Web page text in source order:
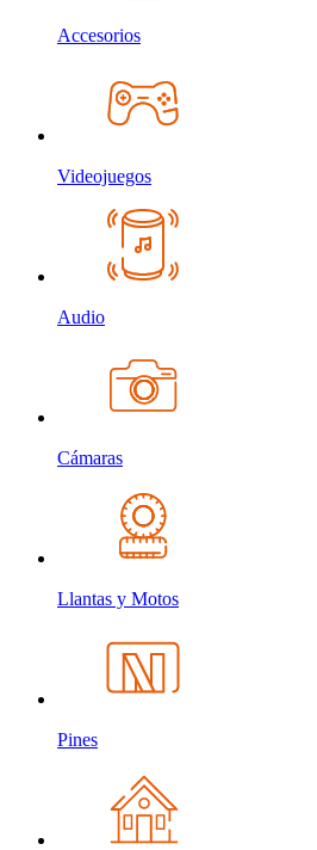
Accesorios
Videojuegos
Audio
Cámaras
Llantas y Motos
Pines